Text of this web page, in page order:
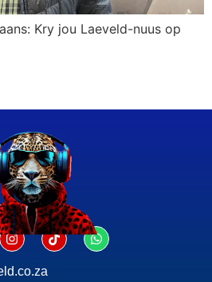
Kry jou Laeveld-nuus op